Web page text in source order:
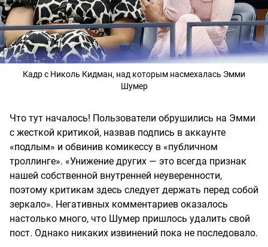
Кадр с Николь Кидман, над которым насмехалась Эмми
Шумер
Что тут началось! Пользователи обрушились на Эмми
с жесткой критикой, назвав подпись в аккаунте
«подлым» и обвинив комикессу в «публичном
троллинге». «Унижение других — это всегда признак
нашей собственной внутренней неуверенности,
поэтому критикам здесь следует держать перед собой
зеркало». Негативных комментариев оказалось
настолько много, что Шумер пришлось удалить свой
пост. Однако никаких извинений пока не последовало.